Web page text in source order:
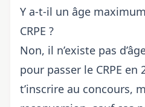
Y a-t-il un âge
CRPE ?
Non, il n’existe pas
pour passer le CRPE en
t’inscrire au concours,